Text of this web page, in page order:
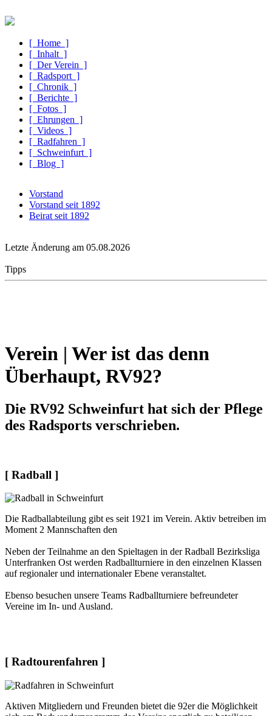
[ Home ]
[ Inhalt ]
[ Der Verein ]
[ Radsport ]
[ Chronik ]
[ Berichte ]
[ Fotos ]
[ Ehrungen ]
[ Videos ]
[ Radfahren ]
[ Schweinfurt ]
[ Blog ]
Vorstand
Vorstand seit 1892
Beirat seit 1892
Letzte Änderung am 05.08.2026
Tipps
Verein | Wer ist das denn
Überhaupt, RV92?
Die RV92 Schweinfurt hat sich der Pflege
des Radsports verschrieben.
[ Radball ]
Die Radballabteilung gibt es seit 1921 im Verein. Aktiv betreiben im
Moment 2 Mannschaften den
Neben der Teilnahme an den Spieltagen in der Radball Bezirksliga
Unterfranken Ost werden Radballturniere in den einzelnen Klassen
auf regionaler und internationaler Ebene veranstaltet.
Ebenso besuchen unsere Teams Radballturniere befreundeter
Vereine im In- und Ausland.
[ Radtourenfahren ]
Aktiven Mitgliedern und Freunden bietet die 92er die Möglichkeit